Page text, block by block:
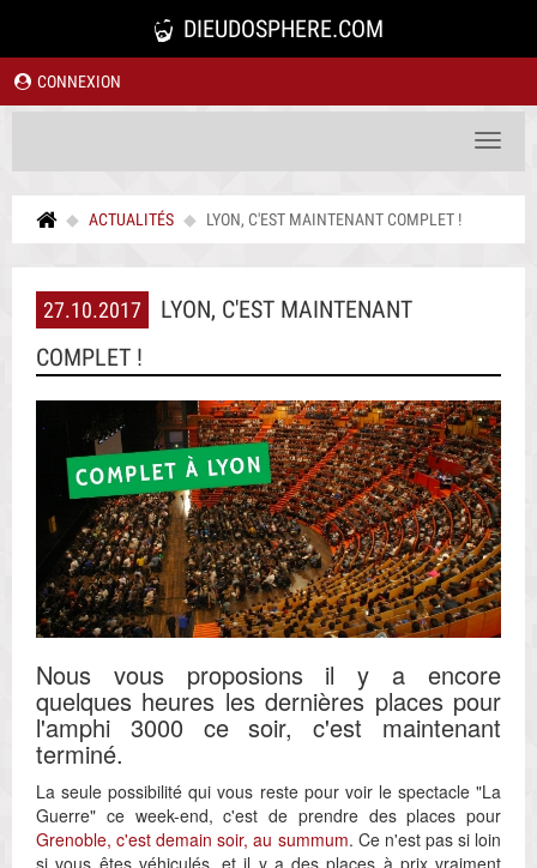
DIEUDOSPHERE.COM
CONNEXION
Toggle
ACTUALITÉS LYON, C'EST MAINTENANT COMPLET !
27.10.2017
LYON, C'EST MAINTENANT
COMPLET !
Nous vous proposions il y a encore
quelques heures les dernières places pour
l'amphi 3000 ce soir, c'est maintenant
terminé.
La seule possibilité qui vous reste pour voir le spectacle "La
Guerre" ce week-end, c'est de prendre des places pour
Grenoble, c'est demain soir, au summum. Ce n'est pas si loin